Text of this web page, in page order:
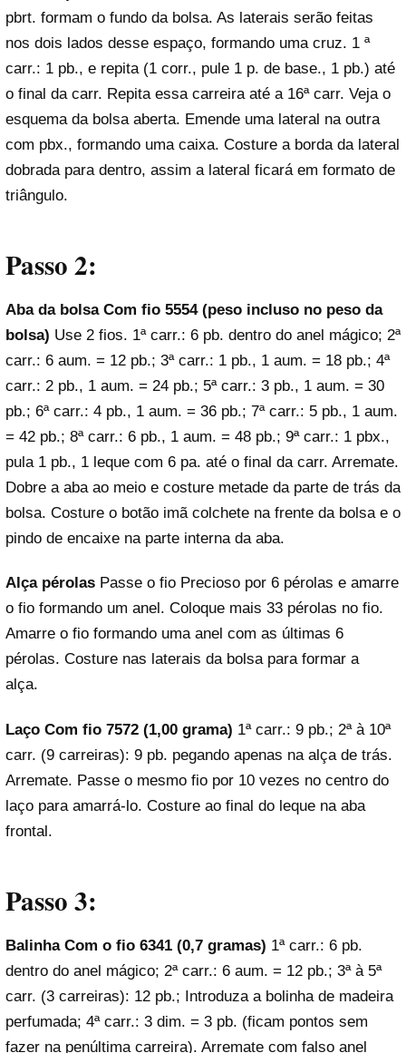
pbrt. formam o fundo da bolsa. As laterais serão feitas
nos dois lados desse espaço, formando uma cruz. 1 ª
carr.: 1 pb., e repita (1 corr., pule 1 p. de base., 1 pb.) até
o final da carr. Repita essa carreira até a 16ª carr. Veja o
esquema da bolsa aberta. Emende uma lateral na outra
com pbx., formando uma caixa. Costure a borda da lateral
dobrada para dentro, assim a lateral ficará em formato de
triângulo.
Passo 2:
Aba da bolsa Com fio 5554 (peso incluso no peso da
bolsa) Use 2 fios. 1ª carr.: 6 pb. dentro do anel mágico; 2ª
carr.: 6 aum. = 12 pb.; 3ª carr.: 1 pb., 1 aum. = 18 pb.; 4ª
carr.: 2 pb., 1 aum. = 24 pb.; 5ª carr.: 3 pb., 1 aum. = 30
pb.; 6ª carr.: 4 pb., 1 aum. = 36 pb.; 7ª carr.: 5 pb., 1 aum.
= 42 pb.; 8ª carr.: 6 pb., 1 aum. = 48 pb.; 9ª carr.: 1 pbx.,
pula 1 pb., 1 leque com 6 pa. até o final da carr. Arremate.
Dobre a aba ao meio e costure metade da parte de trás da
bolsa. Costure o botão imã colchete na frente da bolsa e o
pindo de encaixe na parte interna da aba.
Alça pérolas Passe o fio Precioso por 6 pérolas e amarre
o fio formando um anel. Coloque mais 33 pérolas no fio.
Amarre o fio formando uma anel com as últimas 6
pérolas. Costure nas laterais da bolsa para formar a
alça.
Laço Com fio 7572 (1,00 grama) 1ª carr.: 9 pb.; 2ª à 10ª
carr. (9 carreiras): 9 pb. pegando apenas na alça de trás.
Arremate. Passe o mesmo fio por 10 vezes no centro do
laço para amarrá-lo. Costure ao final do leque na aba
frontal.
Passo 3:
Balinha Com o fio 6341 (0,7 gramas) 1ª carr.: 6 pb.
dentro do anel mágico; 2ª carr.: 6 aum. = 12 pb.; 3ª à 5ª
carr. (3 carreiras): 12 pb.; Introduza a bolinha de madeira
perfumada; 4ª carr.: 3 dim. = 3 pb. (ficam pontos sem
fazer na penúltima carreira). Arremate com falso anel